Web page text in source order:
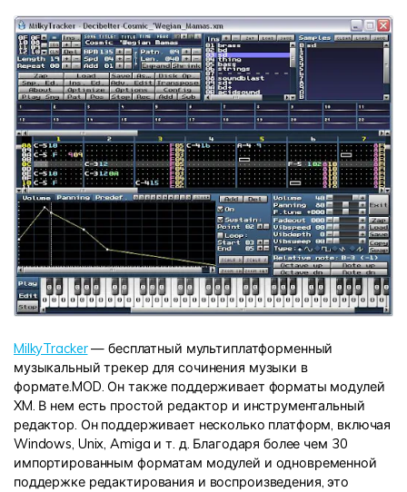
MilkyTracker— бесплатный мультиплатформенный
музыкальный трекер для сочинения музыки в
формате.MOD. Он также поддерживает форматы модулей
XM. В нем есть простой редактор и инструментальный
редактор. Он поддерживает несколько платформ, включая
Windows, Unix, Amiga и т. д. Благодаря более чем 30
импортированным форматам модулей и одновременной
поддержке редактирования и воспроизведения, это